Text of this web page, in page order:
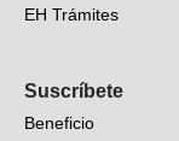
EH Trámites
EH Verifica
Fotogalerías
Suscríbete
Beneficio